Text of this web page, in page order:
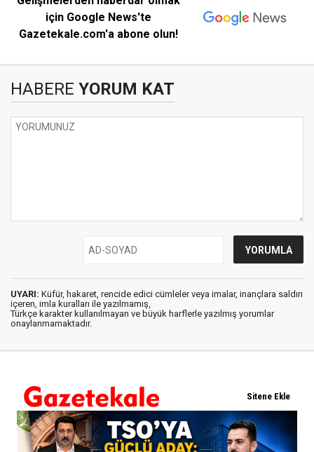
için Google News'te
Gazetekale.com'a abone olun!
HABERE YORUM KAT
UYARI: Küfür, hakaret, rencide edici cümleler veya imalar, inançlara saldırı
içeren, imla kuralları ile yazılmamış,
Türkçe karakter kullanılmayan ve büyük harflerle yazılmış yorumlar
onaylanmamaktadır.